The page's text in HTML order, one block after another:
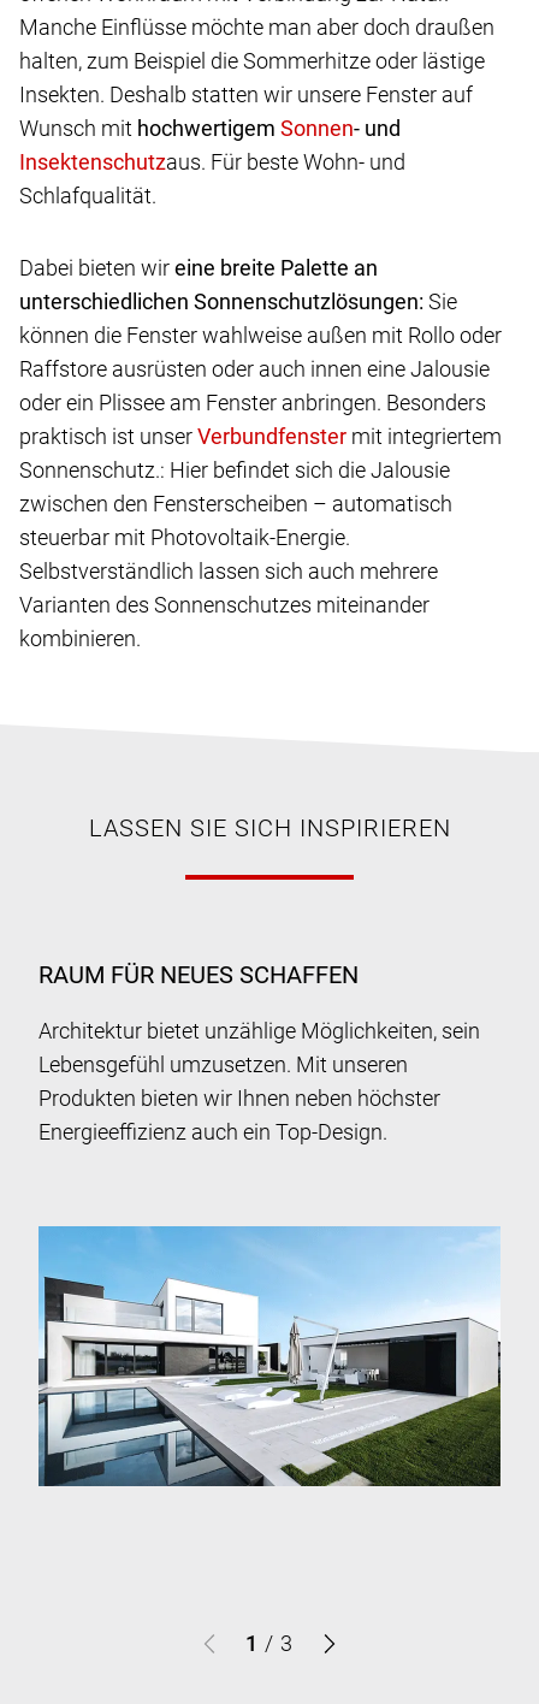
Manche Einflüsse möchte man aber doch draußen
halten, zum Beispiel die Sommerhitze oder lästige
Insekten. Deshalb statten wir unsere Fenster auf
Wunsch mit hochwertigem
- und
aus. Für beste Wohn- und
Schlafqualität.
Dabei bieten wireine breite Palette an
unterschiedlichen Sonnenschutzlösungen: Sie
können die Fenster wahlweise außen mit Rollo oder
Raffstore ausrüsten oder auch innen eine Jalousie
oder ein Plissee am Fenster anbringen. Besonders
praktisch ist unser
mit integriertem
Sonnenschutz.: Hier befindet sich die Jalousie
zwischen den Fensterscheiben – automatisch
steuerbar mit Photovoltaik-Energie.
Selbstverständlich lassen sich auch mehrere
Varianten des Sonnenschutzes miteinander
kombinieren.
LASSEN SIE SICH INSPIRIEREN
RAUM FÜR NEUES SCHAFFEN
Architektur bietet unzählige Möglichkeiten, sein
Lebensgefühl umzusetzen. Mit unseren
Produkten bieten wir Ihnen neben höchster
Energieeffizienz auch ein Top-Design.
1 / 3